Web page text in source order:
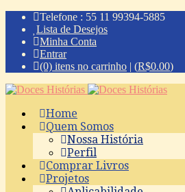
Telefone : 55 11 99394-5885
Lista de Desejos
Minha Conta
Entrar
(0) itens no carrinho | (R$0.00)
Home
Quem Somos
Nossa História
Perfil
Comprar Livros
Projetos